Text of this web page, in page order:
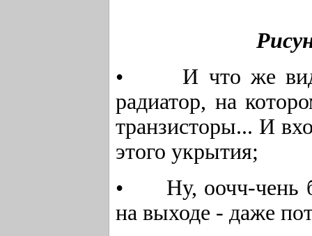
• И что же
радиатор, на
транзисторы... И
этого укрытия;
• Ну, оочч-чень
на выходе - даже